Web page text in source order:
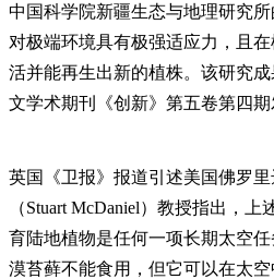
中国科学院新疆生态与地理研究
对极端环境具有极强适应力，且
活并能再生出新的植株。该研究
文学术期刊《创新》第五卷第四期
英国《卫报》报道引述美国佛罗
（Stuart McDaniel）教授指出，
育陆地植物是任何一项长期太空
漠苔藓不能食用，但它可以在太空